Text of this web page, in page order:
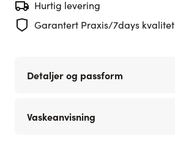
Hurtig levering
Garantert Praxis/7days kvalitet
Detaljer og passform
Vaskeanvisning